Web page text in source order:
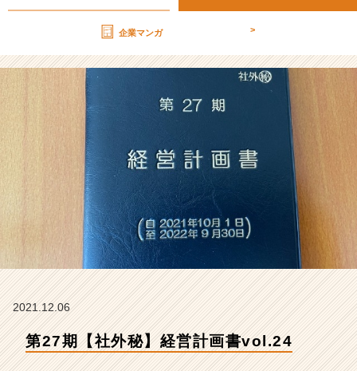
【株
式
会
ク
ッ
ク
工
業
の
タ
イ
ム
|
ベ
企業マンガ >
2021.12.06
第27期【社外秘】経営計画書vol.24